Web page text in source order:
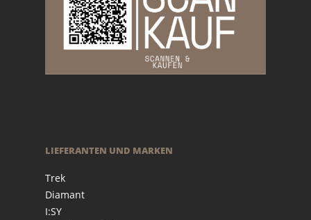
LIEFERANTEN UND MARKEN
Trek
Diamant
I:SY